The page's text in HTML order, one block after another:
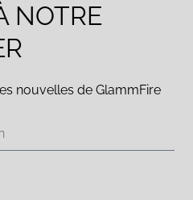
NOTRE
nouvelles de GlammFire